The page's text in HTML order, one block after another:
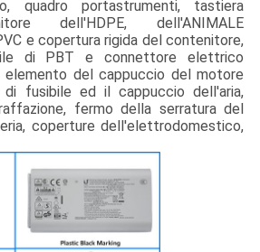
quadro portastrumenti, tastiera
dell'HDPE, dell'ANIMALE
e copertura rigida del contenitore,
di PBT e connettore elettrico
elemento del cappuccio del motore
fusibile ed il cappuccio dell'aria,
fermo della serratura del
coperture dell'elettrodomestico,